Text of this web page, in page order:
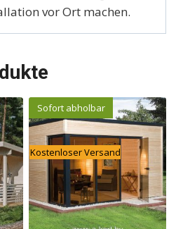
vor Ort machen.
Sofort abholbar
Kostenloser Versand